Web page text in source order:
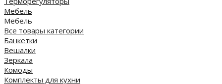
Мебель
Мебель
Все товары категории
Банкетки
Вешалки
Зеркала
Комоды
Комплекты для кухни